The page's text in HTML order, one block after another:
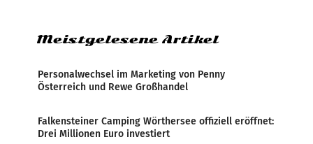
Meistgelesene Artikel
Personalwechsel im Marketing von Penny
Österreich und Rewe Großhandel
Falkensteiner Camping Wörthersee offiziell eröffnet:
Drei Millionen Euro investiert